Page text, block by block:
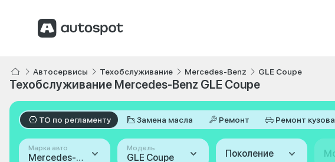
Автосервисы Техобслуживание Mercedes-Benz GLE Coupe
Техобслуживание Mercedes-Benz GLE Coupe
ТО по регламенту Замена масла Ремонт Ремонт кузова
Марка авто
Mercedes-Benz
Модель
GLE Coupe Поколение